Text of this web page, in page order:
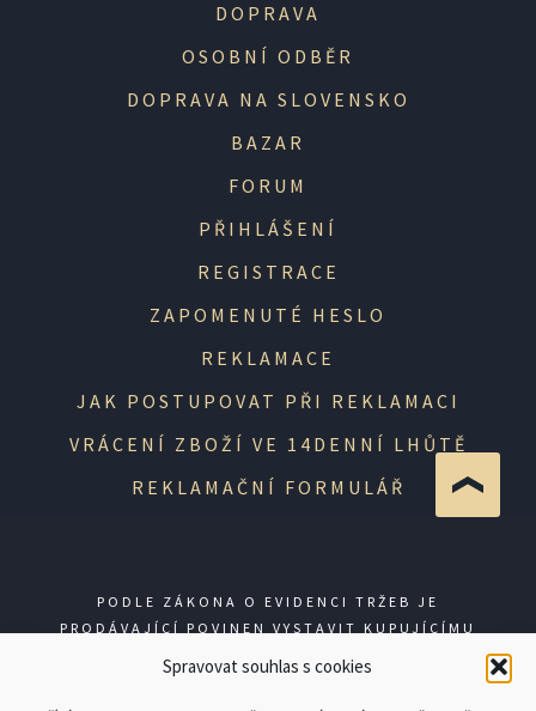
Spravovat souhlas s cookies
DOPRAVA
OSOBNÍ ODBĚR
DOPRAVA NA SLOVENSKO
BAZAR
FORUM
PŘIHLÁŠENÍ
REGISTRACE
ZAPOMENUTÉ HESLO
REKLAMACE
JAK POSTUPOVAT PŘI REKLAMACI
VRÁCENÍ ZBOŽÍ VE 14DENNÍ LHŮTĚ
REKLAMAČNÍ FORMULÁŘ
PODLE ZÁKONA O EVIDENCI TRŽEB JE
PRODÁVAJÍCÍ POVINEN VYSTAVIT KUPUJÍCÍMU
PŘIJATOU TRŽBU U SPRÁVCE DANĚ ONLINE; V
PŘÍPADĚ TECHNICKÉHO VÝPADKU PAK NEJPOZDĚJI